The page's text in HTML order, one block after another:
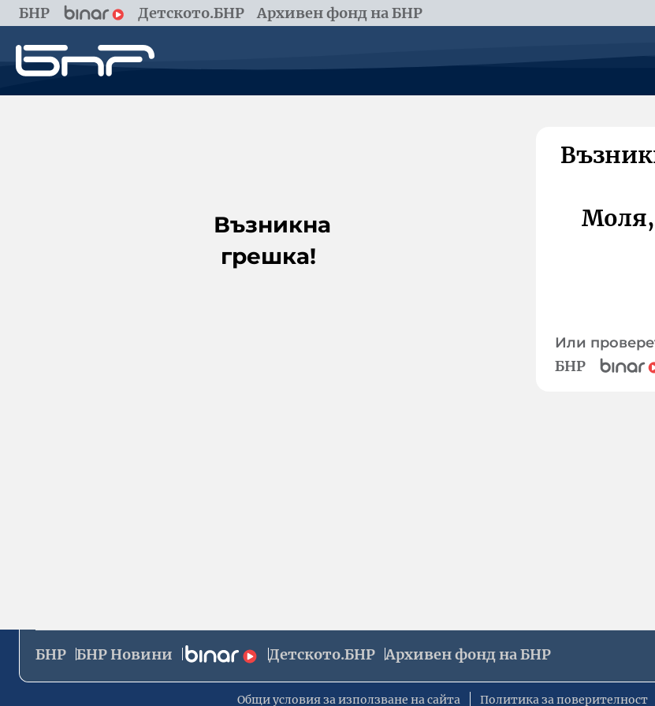
БНР Детското.БНР Архивен фонд на БНР
Възникна
грешка!
Или
БНР
БНР БНР Новини Детското.БНР Архивен фонд на БНР
Общи условия за използване на сайта Политика за поверителност